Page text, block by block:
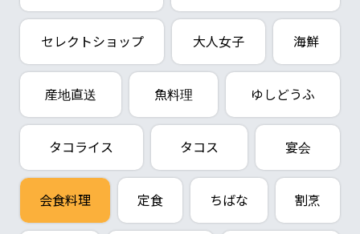
セレクトショップ 大人女子 海鮮
産地直送 魚料理 ゆしどうふ
タコライス タコス 宴会
会食料理 定食 ちばな 割烹